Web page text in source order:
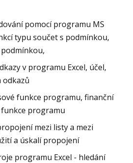
pomocí programu MS
typu součet s podmínkou,
v programu Excel, účel,
odkazů
funkce programu, finanční
programu
mezi listy a mezi
a úskalí propojení
programu Excel - hledání